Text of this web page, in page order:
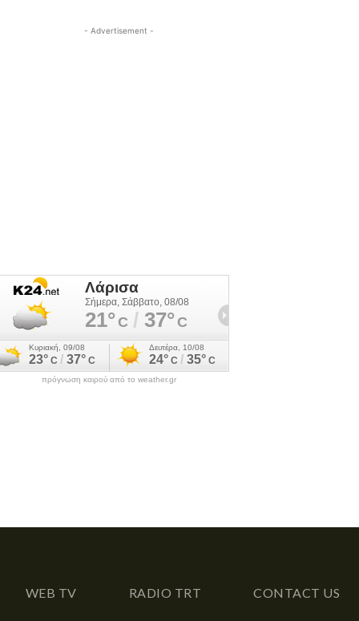
- Advertisement -
πρόγνωση καιρού από το weather.gr
WEB TV RADIO TRT CONTACT US